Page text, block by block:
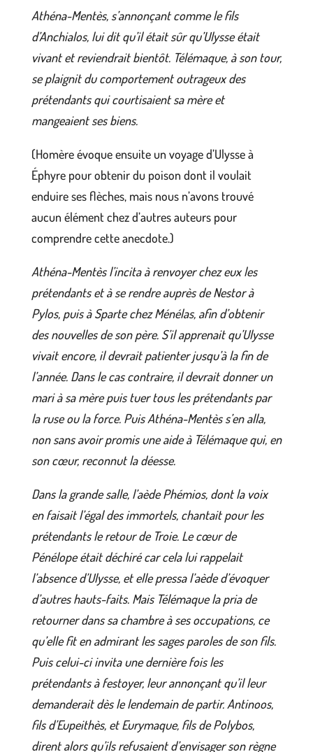
Athéna-Mentès, s’annonçant comme le fils
d’Anchialos, lui dit qu’il était sûr qu’Ulysse était
vivant et reviendrait bientôt. Télémaque, à son tour,
se plaignit du comportement outrageux des
prétendants qui courtisaient sa mère et
mangeaient ses biens.
(Homère évoque ensuite un voyage d’Ulysse à
Éphyre pour obtenir du poison dont il voulait
enduire ses flèches, mais nous n’avons trouvé
aucun élément chez d’autres auteurs pour
comprendre cette anecdote.)
Athéna-Mentès l’incita à renvoyer chez eux les
prétendants et à se rendre auprès de Nestor à
Pylos, puis à Sparte chez Ménélas, afin d’obtenir
des nouvelles de son père. S’il apprenait qu’Ulysse
vivait encore, il devrait patienter jusqu’à la fin de
l’année. Dans le cas contraire, il devrait donner un
mari à sa mère puis tuer tous les prétendants par
la ruse ou la force. Puis Athéna-Mentès s’en alla,
non sans avoir promis une aide à Télémaque qui, en
son cœur, reconnut la déesse.
Dans la grande salle, l’aède Phémios, dont la voix
en faisait l’égal des immortels, chantait pour les
prétendants le retour de Troie. Le cœur de
Pénélope était déchiré car cela lui rappelait
l’absence d’Ulysse, et elle pressa l’aède d’évoquer
d’autres hauts-faits. Mais Télémaque la pria de
retourner dans sa chambre à ses occupations, ce
qu’elle fit en admirant les sages paroles de son fils.
Puis celui-ci invita une dernière fois les
prétendants à festoyer, leur annonçant qu’il leur
demanderait dès le lendemain de partir. Antinoos,
fils d’Eupeithès, et Eurymaque, fils de Polybos,
dirent alors qu’ils refusaient d’envisager son règne